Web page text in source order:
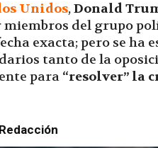
Unidos,Donald
del grupo
exacta; pero se ha
tanto de la
para “resolver” la